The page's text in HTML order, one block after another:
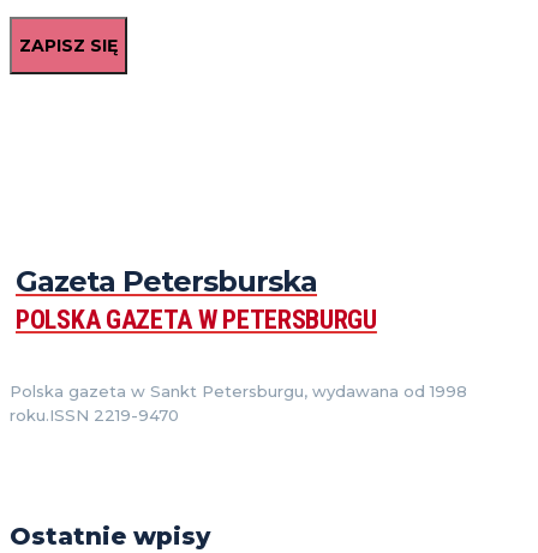
ZAPISZ SIĘ
Gazeta Petersburska
POLSKA GAZETA W PETERSBURGU
Polska gazeta w Sankt Petersburgu, wydawana od 1998
roku.ISSN 2219-9470
Ostatnie wpisy